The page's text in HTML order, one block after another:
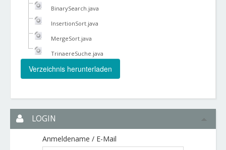
BinarySearch.java
InsertionSort.java
MergeSort.java
TrinaereSuche.java
LOGIN
Anmeldename / E-Mail